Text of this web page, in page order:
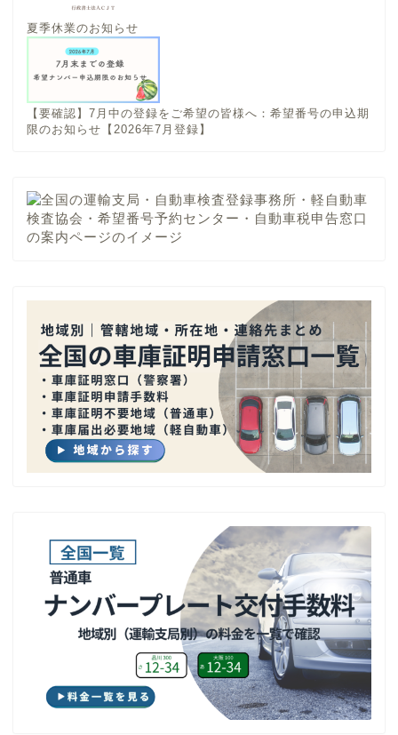
夏季休業のお知らせ
【要確認】7月中の登録をご希望の皆様へ：希望番号の申込期
限のお知らせ【2026年7月登録】